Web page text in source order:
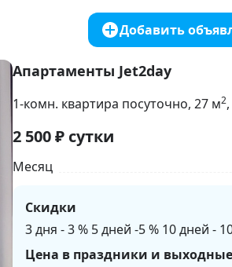
Добавить
Апартаменты Jet2day
1-комн. квартира посуточно, 27 м2
2 500₽ сутки
Месяц
Скидки
3 дня - 3 % 5 дней -5 % 10 дней -
Цена в праздники и